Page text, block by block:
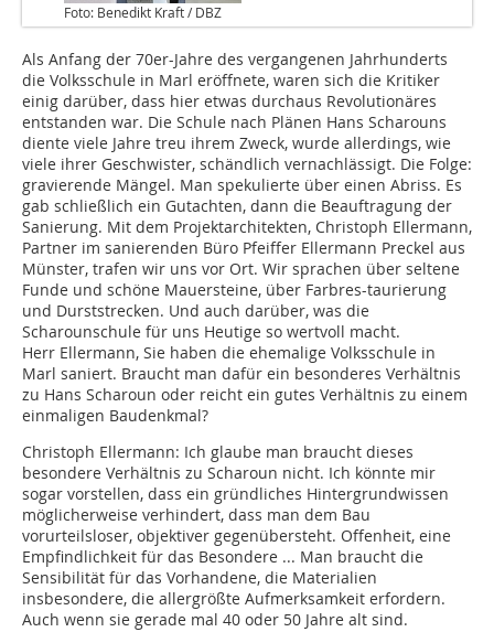
Foto: Benedikt Kraft / DBZ
Als Anfang der 70er-Jahre des vergangenen Jahrhunderts
die Volksschule in Marl eröffnete, waren sich die Kritiker
einig darüber, dass hier etwas durchaus Revolutionäres
entstanden war. Die Schule nach Plänen Hans Scharouns
diente viele Jahre treu ihrem Zweck, wurde allerdings, wie
viele ihrer Geschwister, schändlich vernachlässigt. Die Folge:
gravierende Mängel. Man spekulierte über einen Abriss. Es
gab schließlich ein Gutachten, dann die Beauftragung der
Sanierung. Mit dem Projektarchitekten, Christoph Ellermann,
Partner im sanierenden Büro Pfeiffer Ellermann Preckel aus
Münster, trafen wir uns vor Ort. Wir sprachen über seltene
Funde und schöne Mauersteine, über Farbres-taurierung
und Durststrecken. Und auch darüber, was die
Scharounschule für uns Heutige so wertvoll macht.
Herr Ellermann, Sie haben die ehemalige Volksschule in
Marl saniert. Braucht man dafür ein besonderes Verhältnis
zu Hans Scharoun oder reicht ein gutes Verhältnis zu einem
einmaligen Baudenkmal?
Christoph Ellermann: Ich glaube man braucht dieses
besondere Verhältnis zu Scharoun nicht. Ich könnte mir
sogar vorstellen, dass ein gründliches Hintergrundwissen
möglicherweise verhindert, dass man dem Bau
vorurteilsloser, objektiver gegenübersteht. Offenheit, eine
Empfindlichkeit für das Besondere ... Man braucht die
Sensibilität für das Vorhandene, die Materialien
insbesondere, die allergrößte Aufmerksamkeit erfordern.
Auch wenn sie gerade mal 40 oder 50 Jahre alt sind.